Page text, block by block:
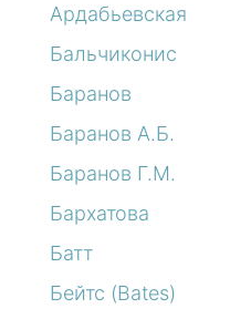
Ардабьевская
Бальчиконис
Баранов
Баранов А.Б.
Баранов Г.М.
Бархатова
Батт
Бейтс (Bates)